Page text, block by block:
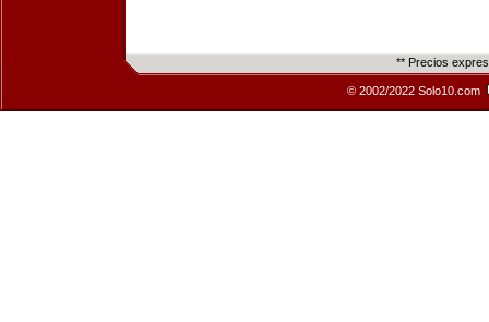
** Precios
© 2002/2022 Solo10.com